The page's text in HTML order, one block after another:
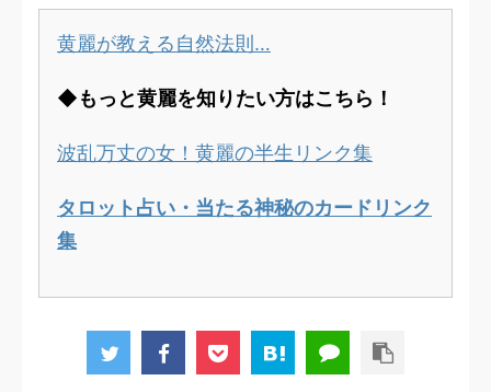
黄麗が教える自然法則…
◆もっと黄麗を知りたい方はこちら！
波乱万丈の女！黄麗の半生リンク集
タロット占い・当たる神秘のカードリンク
集